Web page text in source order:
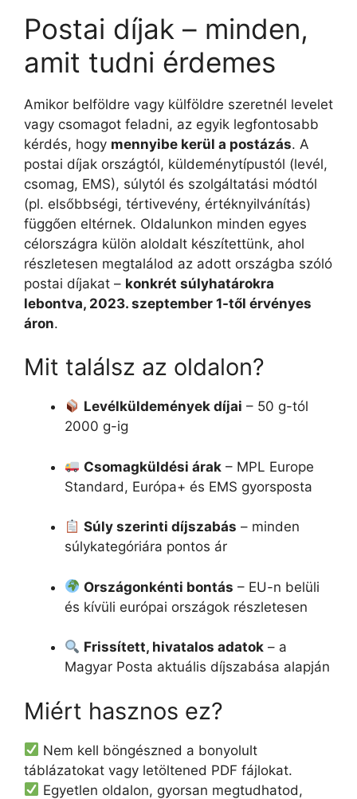
Postai díjak – minden,
amit tudni érdemes
Amikor belföldre vagy külföldre szeretnél levelet
vagy csomagot feladni, az egyik legfontosabb
kérdés, hogy mennyibe kerül a postázás. A
postai díjak országtól, küldeménytípustól (levél,
csomag, EMS), súlytól és szolgáltatási módtól
(pl. elsőbbségi, tértivevény, értéknyilvánítás)
függően eltérnek. Oldalunkon minden egyes
célországra külön aloldalt készítettünk, ahol
részletesen megtalálod az adott országba szóló
postai díjakat – konkrét súlyhatárokra
lebontva, 2023. szeptember 1-től érvényes
áron.
Mit találsz az oldalon?
Levélküldemények díjai – 50 g-tól
2000 g-ig
Csomagküldési árak – MPL Europe
Standard, Európa+ és EMS gyorsposta
Súly szerinti díjszabás – minden
súlykategóriára pontos ár
Országonkénti bontás – EU-n belüli
és kívüli európai országok részletesen
Frissített, hivatalos adatok – a
Magyar Posta aktuális díjszabása alapján
Miért hasznos ez?
Nem kell böngészned a bonyolult
táblázatokat vagy letöltened PDF fájlokat.
Egyetlen oldalon, gyorsan megtudhatod,